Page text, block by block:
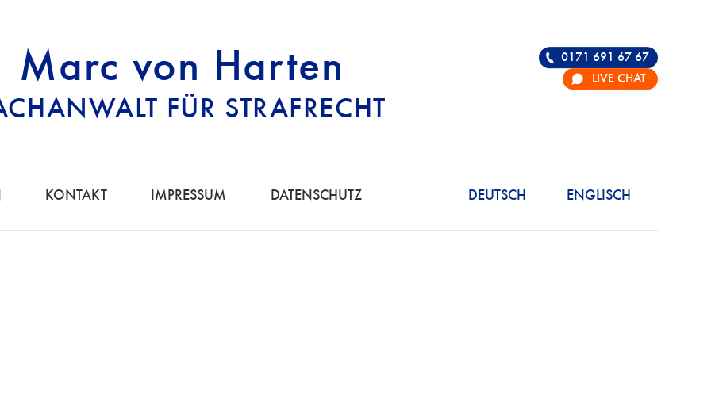
Marc von Harten
FÜR STRAFRECHT
FÜR DIE
KONTAKT IMPRESSUM DATENSCHUTZ ENGLISCH
DEUTSCH
0171 691 67 67
LIVE CHAT